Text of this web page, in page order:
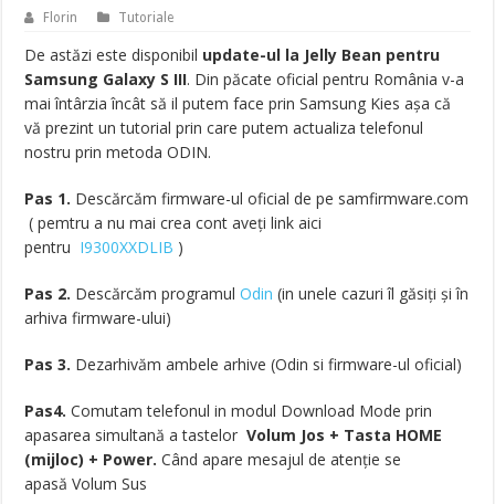
Florin Tutoriale
De astăzi este disponibil update-ul la Jelly Bean pentru
Samsung Galaxy S III. Din păcate oficial pentru România v-a
mai întârzia încât să il putem face prin Samsung Kies așa că
vă prezint un tutorial prin care putem actualiza telefonul
nostru prin metoda ODIN.
Pas 1. Descărcăm firmware-ul oficial de pe samfirmware.com
( pemtru a nu mai crea cont aveți link aici
pentru I9300XXDLIB )
Pas 2. Descărcăm programulOdin (in unele cazuri îl găsiți și în
arhiva firmware-ului)
Pas 3. Dezarhivăm ambele arhive (Odin si firmware-ul oficial)
Pas4. Comutam telefonul in modul Download Mode prin
apasarea simultană a tastelorVolum Jos + Tasta HOME
(mijloc) + Power.Când apare mesajul de atenţie se
apasă Volum Sus